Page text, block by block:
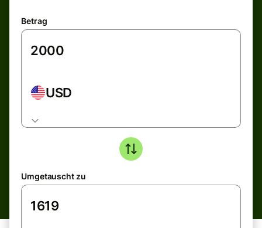
Betrag
USD
Umgetauscht zu